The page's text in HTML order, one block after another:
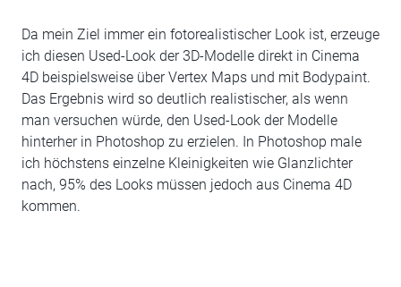
Da mein Ziel immer ein fotorealistischer Look ist, erzeuge
ich diesen Used-Look der 3D-Modelle direkt in Cinema
4D beispielsweise über Vertex Maps und mit Bodypaint.
Das Ergebnis wird so deutlich realistischer, als wenn
man versuchen würde, den Used-Look der Modelle
hinterher in Photoshop zu erzielen. In Photoshop male
ich höchstens einzelne Kleinigkeiten wie Glanzlichter
nach, 95% des Looks müssen jedoch aus Cinema 4D
kommen.